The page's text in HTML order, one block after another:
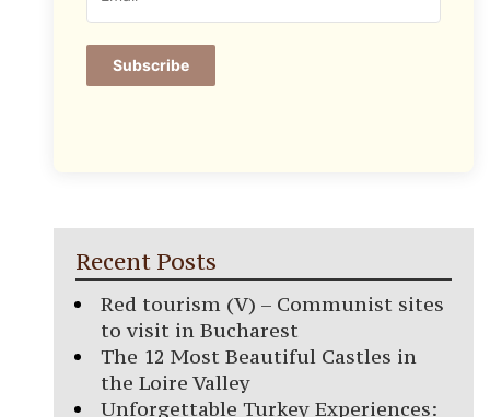
Subscribe
Recent Posts
Red tourism (V) – Communist sites
to visit in Bucharest
The 12 Most Beautiful Castles in
the Loire Valley
Unforgettable Turkey Experiences: